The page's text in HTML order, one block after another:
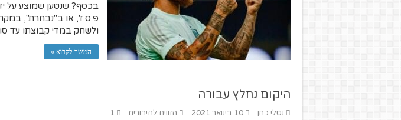
בכסף? שנטען שמוצע על
פ.ס.ז', או ב"נבחרת",
ולשחק במדי קבוצתו עד
המשך לקרוא »
היקום נחלץ עבורה
נטלי כהן 10 בינואר 2021 הזווית לחיבורים 1